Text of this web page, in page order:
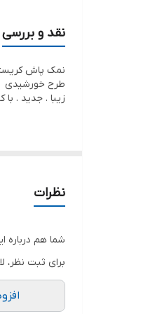
نقد و بررسی
نمک پاش
طرح خورشیدی
زیبا . جدید . با
نظرات
شما هم درباره
برای ثبت نظر،